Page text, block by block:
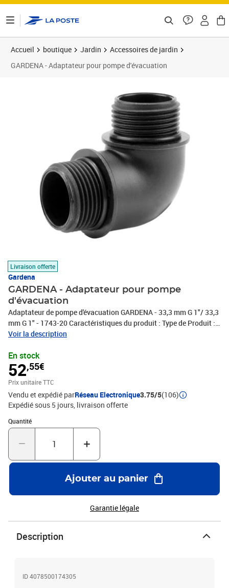
Accueil boutique Jardin
Accessoires de jardin
GARDENA - Adaptateur pour pompe d'évacuation
Livraison offerte
Gardena
GARDENA - Adaptateur pour pompe
d'évacuation
Adaptateur de pompe d'évacuation GARDENA - 33,3 mm G 1"/ 33,3
mm G 1" - 1743-20 Caractéristiques du produit : Type de Produit :
Accessoires pour pompes - Dimensions brutes - article emballé (L
Adaptateur pour pompe d'évacuation,Pour passer d'un filetage int.
26/34 à un filetage ext. 26/34 - Garantie (²) : 2 ans - Sous-état :
Neuf
Voir la description
En stock
52,55€
Prix unitaire TTC
Vendu et expédié parRéseau Electronique3.75/5(106)
Expédié sous 5 jours livraison offerte
Quantité
Quantité : 1
Ajouter au panier
Garantie légale
Description
ID 4078500174305